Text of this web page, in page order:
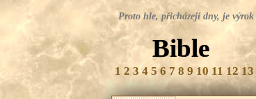
Proto hle, přicházejí dny, je
Bible
1 2 3 4 5 6 7 8 9 10 11 12 13